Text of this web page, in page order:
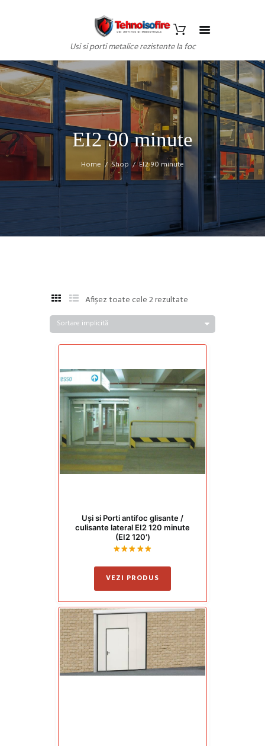
Usi si porti metalice rezistente la foc
EI2 90 minute
Home Shop EI2 90 minute
Afișez toate cele 2 rezultate
Uși si Porti antifoc glisante /
culisante lateral EI2 120 minute
(EI2 120′)
la
5.00
din 5
VEZI PRODUS